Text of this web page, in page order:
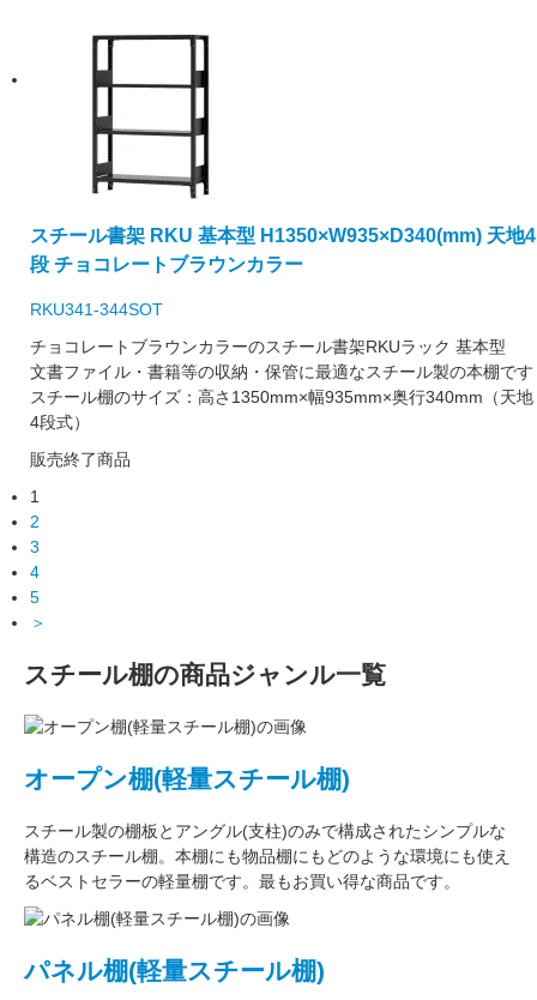
スチール書架 RKU 基本型 H1350×W935×D340(mm) 天地4
段 チョコレートブラウンカラー
RKU341-344SOT
チョコレートブラウンカラーのスチール書架RKUラック 基本型
文書ファイル・書籍等の収納・保管に最適なスチール製の本棚です
スチール棚のサイズ：高さ1350mm×幅935mm×奥行340mm（天地
4段式）
販売終了商品
1
2
3
4
5
＞
スチール棚の商品ジャンル一覧
オープン棚(軽量スチール棚)
スチール製の棚板 と アングル(支柱)のみで構成されたシンプルな
構造のスチール棚。本棚にも物品棚にもどのような環境にも使え
るベストセラーの軽量棚です。最もお買い得な商品です。
パネル棚(軽量スチール棚)